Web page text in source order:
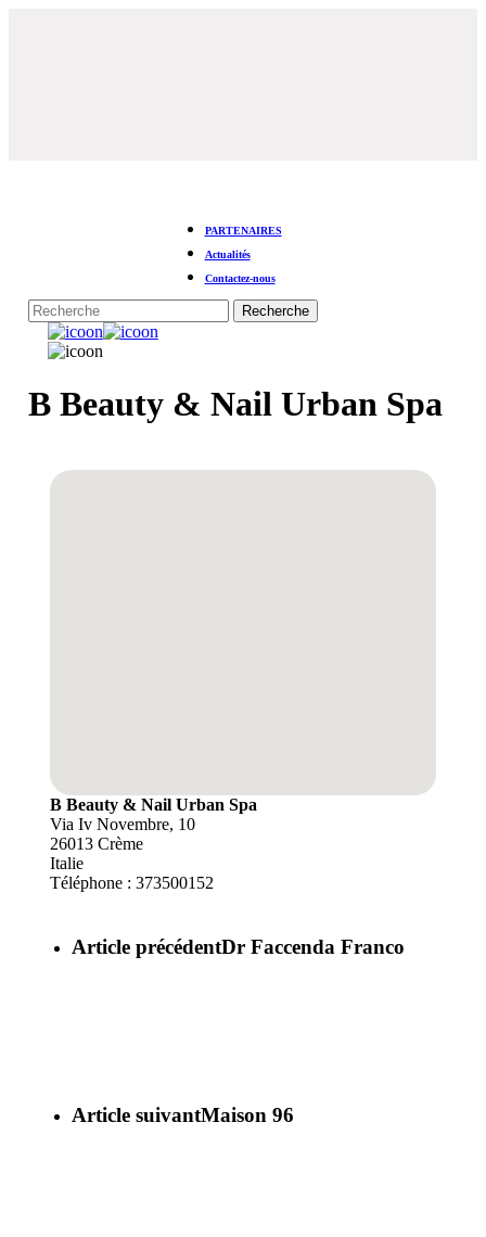
PARTENAIRES
Actualités
Contactez-nous
Recherche
Fermer
Menu
B Beauty & Nail Urban Spa
B Beauty & Nail Urban Spa
Via Iv Novembre, 10
26013 Crème
Italie
Téléphone : 373500152
Article précédentDr Faccenda Franco
Article suivantMaison 96